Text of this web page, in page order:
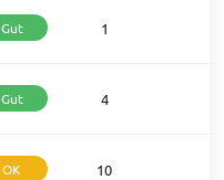
Gut 1
Gut 4
OK 10